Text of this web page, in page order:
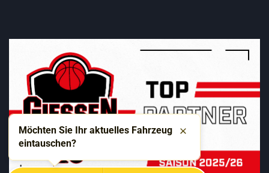
Möchten Sie Ihr aktuelles Fahrzeug
eintauschen?
Schließen